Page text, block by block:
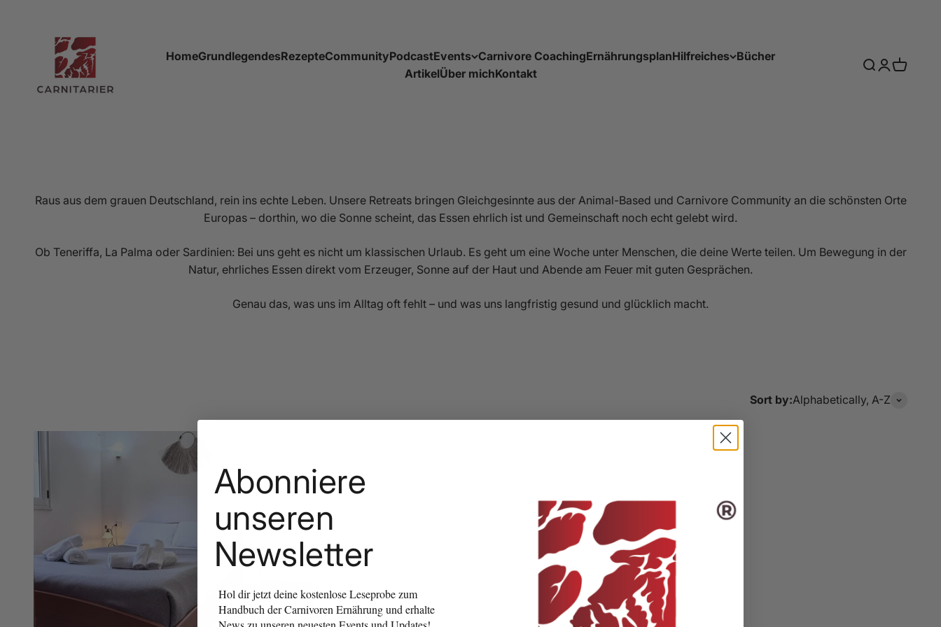
HomeGrundlegendesRezepteCommunityPodcastEvents Carnivore CoachingErnährungsplanHilfreiches Bücher
ArtikelÜber michKontakt
Search
Login
Cart
Raus aus dem grauen Deutschland, rein ins echte Leben. Unsere Retreats bringen Gleichgesinnte aus der Animal-Based und Carnivore Community an die schönsten Orte
Europas – dorthin, wo die Sonne scheint, das Essen ehrlich ist und Gemeinschaft noch echt gelebt wird.
Ob Teneriffa, La Palma oder Sardinien: Bei uns geht es nicht um klassischen Urlaub. Es geht um eine Woche unter Menschen, die deine Werte teilen. Um Bewegung in der
Natur, ehrliches Essen direkt vom Erzeuger, Sonne auf der Haut und Abende am Feuer mit guten Gesprächen.
Genau das, was uns im Alltag oft fehlt – und was uns langfristig gesund und glücklich macht.
Sort by:Alphabetically, A-Z
Abonniere
unseren
Newsletter
Hol dir jetzt deine kostenlose Leseprobe zum
Handbuch der Carnivoren Ernährung und erhalte